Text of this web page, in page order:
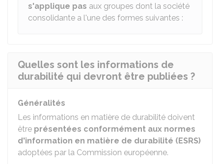
s'applique pas aux groupes dont la société
consolidante a l'une des formes suivantes :
Quelles sont les informations de
durabilité qui devront être publiées ?
Généralités
Les informations en matière de durabilité doivent
être présentées conformément aux normes
d'information en matière de durabilité (ESRS)
adoptées par la Commission européenne.